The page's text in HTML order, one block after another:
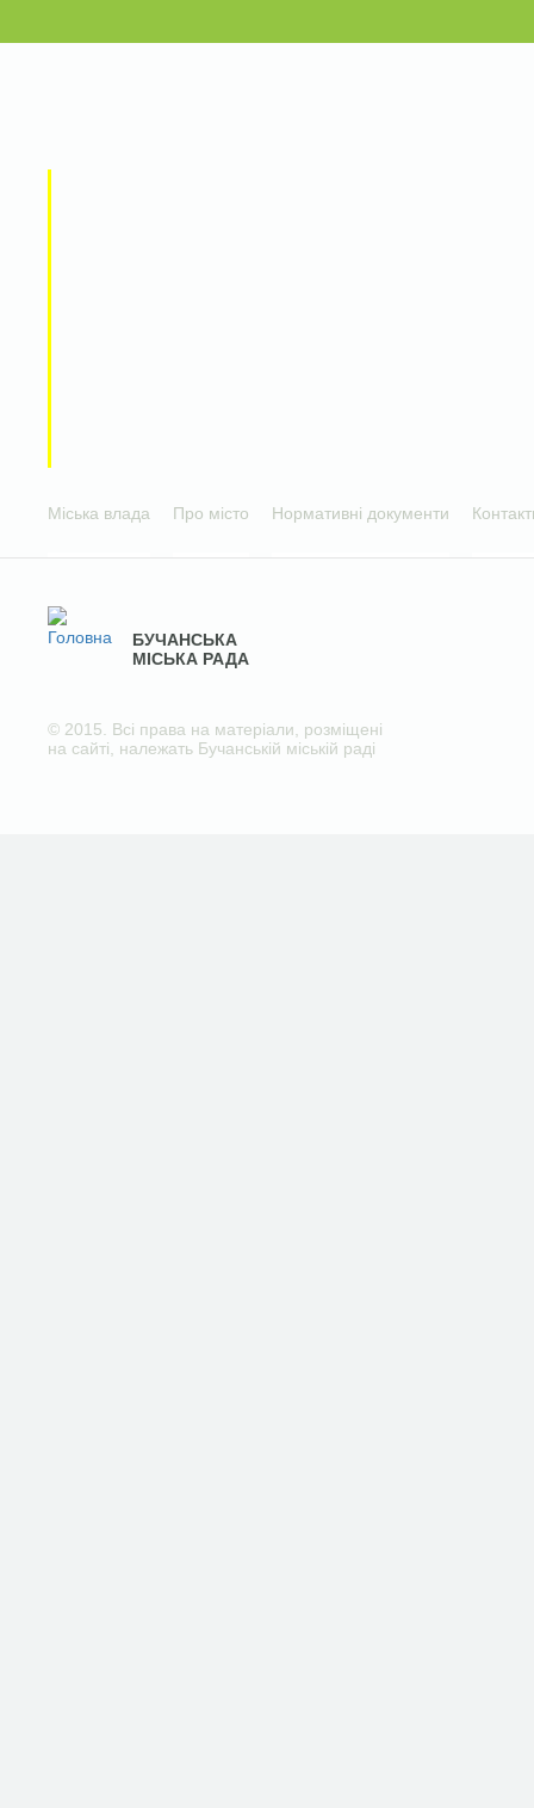
Міська влада Про місто Нормативні документи
БУЧАНСЬКА
МІСЬКА РАДА
© 2015. Всі права на матеріали, розміщені
на сайті, належать Бучанській міській раді